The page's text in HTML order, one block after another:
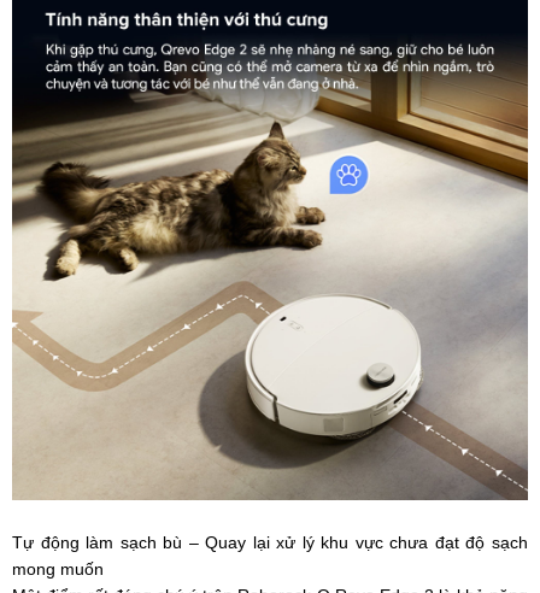
Tự động làm sạch bù – Quay lại xử lý khu vực chưa đạt độ sạch
mong muốn